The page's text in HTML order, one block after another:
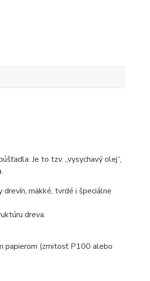
Je to tzv. „vysychavý olej“,
mäkké, tvrdé i špeciálne
dreva.
papierom (zrnitosť P100 alebo